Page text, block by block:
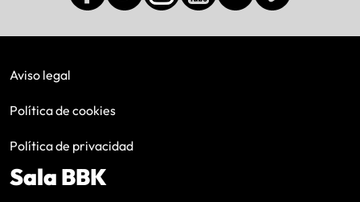
Aviso legal
Política de cookies
Política de privacidad
Sala BBK